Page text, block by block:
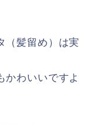
（髪留め）は実
かわいいですよ